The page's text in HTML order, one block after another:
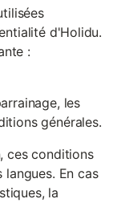
d'Holidu.
:
les
générales.
ces conditions
En cas
la